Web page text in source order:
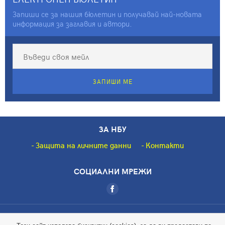
Запиши се за нашия бюлетин и получавай най-новата
информация за заглавия и автори.
ЗАПИШИ МЕ
ЗА НБУ
Защита на личните данни Контакти
СОЦИАЛНИ МРЕЖИ